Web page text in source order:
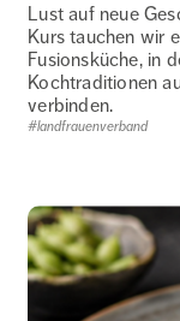
Lust auf neue
Kurs tauchen wir
Fusionsküche, in
Kochtraditionen
verbinden.
#landfrauenverband